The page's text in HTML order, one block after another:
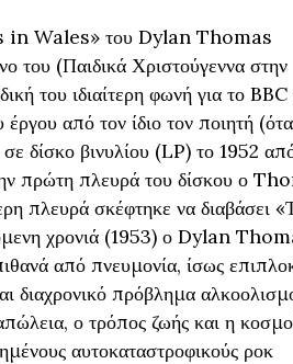
in Wales» του Dylan Thomas
του (Παιδικά Χριστούγεννα στην
του ιδιαίτερη φωνή για το BBC
από τον ίδιο τον ποιητή
δίσκο βινυλίου (LP) το 1952
πρώτη πλευρά του δίσκου ο
πλευρά σκέφτηκε να διαβάσει
χρονιά (1953) ο Dylan
από πνευμονία, ίσως
διαχρονικό πρόβλημα
ο τρόπος ζωής και η
αυτοκαταστροφικούς ροκ